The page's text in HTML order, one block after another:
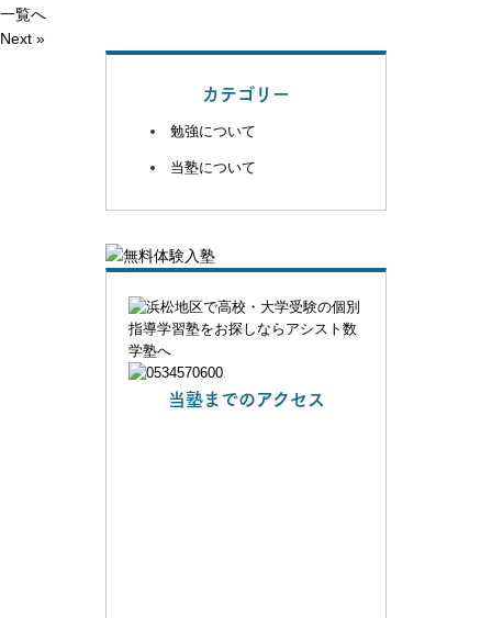
一覧へ
Next »
カテゴリー
勉強について
当塾について
当塾までのアクセス